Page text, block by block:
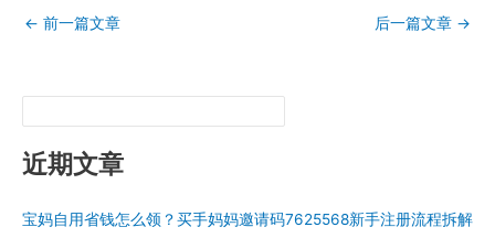
← 前一篇文章 后一篇文章 →
近期文章
宝妈自用省钱怎么领？买手妈妈邀请码7625568新手注册流程拆解